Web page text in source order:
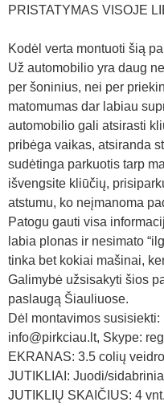
PRISTATYMAS VISOJE
Kodėl verta montuoti šią
Už automobilio yra daug
per šoninius, nei per
matomumas dar labiau
automobilio gali atsirasti
pribėga vaikas, atsiranda
sudėtinga parkuotis tarp
išvengsite kliūčių,
atstumu, ko neįmanoma
Patogu gauti visa
labia plonas ir nesimato
tinka bet kokiai mašinai,
Galimybė užsisakyti šios
paslaugą Šiauliuose.
Dėl montavimos
info@pirkciau.lt, Skype:
EKRANAS: 3.5 colių
JUTIKLIAI: Juodi/
JUTIKLIŲ SKAIČIUS: 4